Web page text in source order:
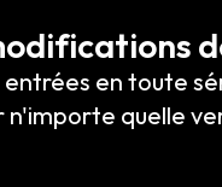
en toute
quelle